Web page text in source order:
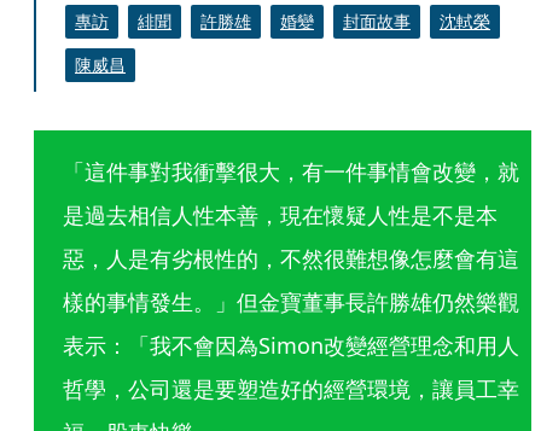
專訪 緋聞 許勝雄 婚變 封面故事
沈軾榮
陳威昌
「這件事對我衝擊很大，有一件事情會改變，就
是過去相信人性本善，現在懷疑人性是不是本
惡，人是有劣根性的，不然很難想像怎麼會有這
樣的事情發生。」但金寶董事長許勝雄仍然樂觀
表示：「我不會因為Simon改變經營理念和用人
哲學，公司還是要塑造好的經營環境，讓員工幸